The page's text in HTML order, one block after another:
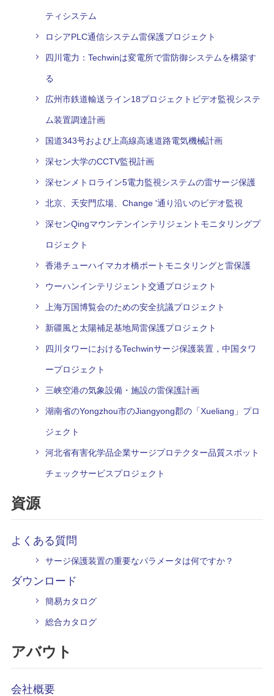
ティシステム
ロシアPLC通信システム雷保護プロジェクト
四川電力：Techwinは変電所で雷防御システムを構築す
る
広州市鉄道輸送ライン18プロジェクトビデオ監視システ
ム装置調達計画
国道343号および上高線高速道路電気機械計画
深セン大学のCCTV監視計画
深センメトロライン5電力監視システムの雷サージ保護
北京、天安門広場、Change '通り沿いのビデオ監視
深センQingマウンテンインテリジェントモニタリングプ
ロジェクト
香港チューハイマカオ橋ポートモニタリングと雷保護
ウーハンインテリジェント交通プロジェクト
上海万国博覧会のための安全抗議プロジェクト
新疆風と太陽補足基地局雷保護プロジェクト
四川タワーにおけるTechwinサージ保護装置，中国タワ
ープロジェクト
三峡空港の気象設備・施設の雷保護計画
湖南省のYongzhou市のJiangyong郡の「Xueliang」プロ
ジェクト
河北省有害化学品企業サージプロテクター品質スポット
チェックサービスプロジェクト
資源
よくある質問
サージ保護装置の重要なパラメータは何ですか？
ダウンロード
簡易カタログ
総合カタログ
アバウト
会社概要